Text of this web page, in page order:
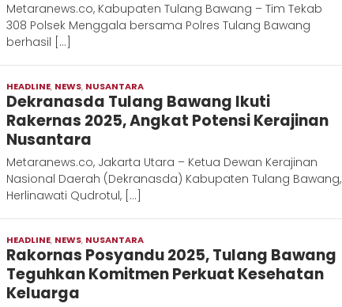
Metaranews.co, Kabupaten Tulang Bawang – Tim Tekab
308 Polsek Menggala bersama Polres Tulang Bawang
berhasil […]
HEADLINE, NEWS, NUSANTARA
Hadi
Dekranasda Tulang Bawang Ikuti
Rakernas 2025, Angkat Potensi Kerajinan
Nusantara
Metaranews.co, Jakarta Utara – Ketua Dewan Kerajinan
Nasional Daerah (Dekranasda) Kabupaten Tulang Bawang,
Herlinawati Qudrotul, […]
HEADLINE, NEWS, NUSANTARA
Hadi
Rakornas Posyandu 2025, Tulang Bawang
Teguhkan Komitmen Perkuat Kesehatan
Keluarga